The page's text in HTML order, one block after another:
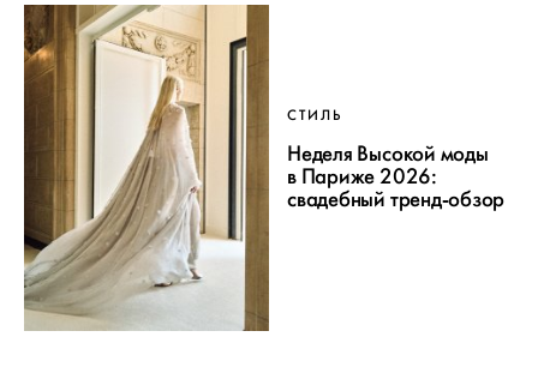
СТИЛЬ
Неделя Высокой моды
в Париже 2026:
свадебный тренд-обзор